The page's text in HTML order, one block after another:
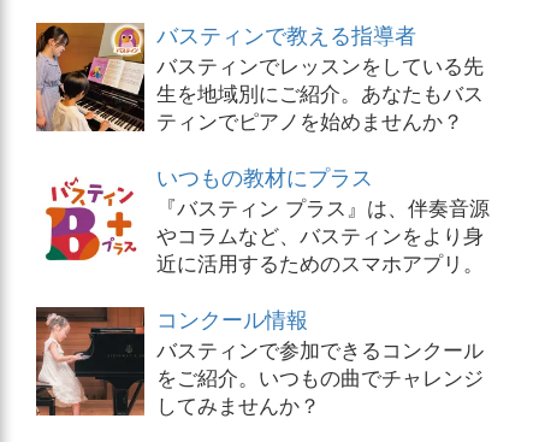
バスティンで教える指導者
バスティンでレッスンをしている先
生を地域別にご紹介。あなたもバス
ティンでピアノを始めませんか？
いつもの教材にプラス
『バスティン プラス』は、伴奏音源
やコラムなど、バスティンをより身
近に活用するためのスマホアプリ。
コンクール情報
バスティンで参加できるコンクール
をご紹介。いつもの曲でチャレンジ
してみませんか？